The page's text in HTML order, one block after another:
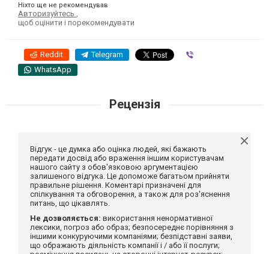
Ніхто ще не рекомендував
Авторизуйтесь ,
щоб оцінити і порекомендувати
Reddit Telegram
WhatsApp
Рецензія
Відгук - це думка або оцінка людей, які бажають
передати досвід або враження іншим користувачам
нашого сайту з обов'язковою аргументацією
залишеного відгука. Це допоможе багатьом прийняти
правильне рішення. Коментарі призначені для
спілкування та обговорення, а також для роз'яснення
питань, що цікавлять.
Не дозволяється: використання ненормативної
лексики, погроз або образ; безпосереднє порівняння з
іншими конкуруючими компаніями; безпідставні заяви,
що ображають діяльність компанії і / або її послуги;